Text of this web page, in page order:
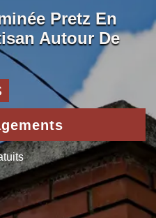
Pretz En
Autour De